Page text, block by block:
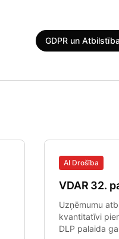
GDPR un Atbilstība
AI Drošība
VDAR 32.
Uzņēmumu
kvantitatīvi
DLP palaida